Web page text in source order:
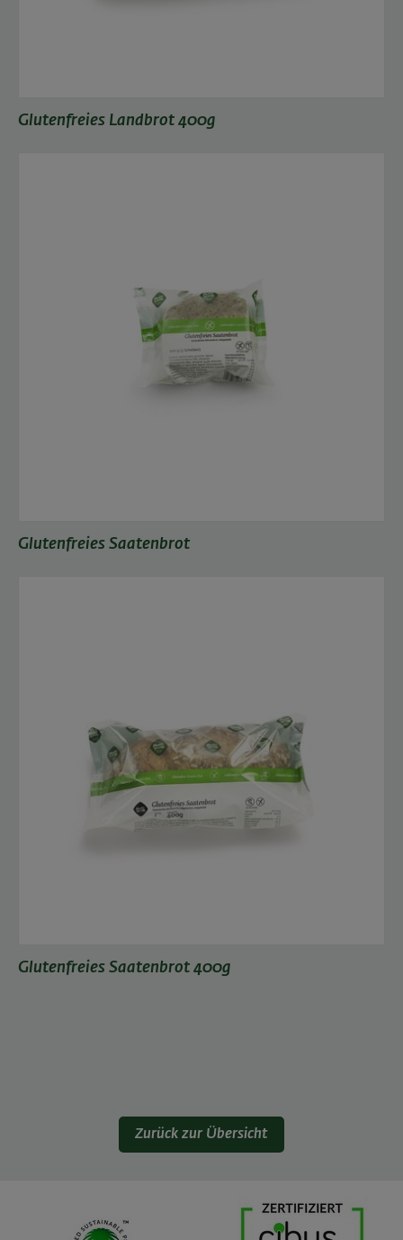
Glutenfreies Landbrot 400g
Glutenfreies Saatenbrot
Glutenfreies Saatenbrot 400g
Zurück zur Übersicht